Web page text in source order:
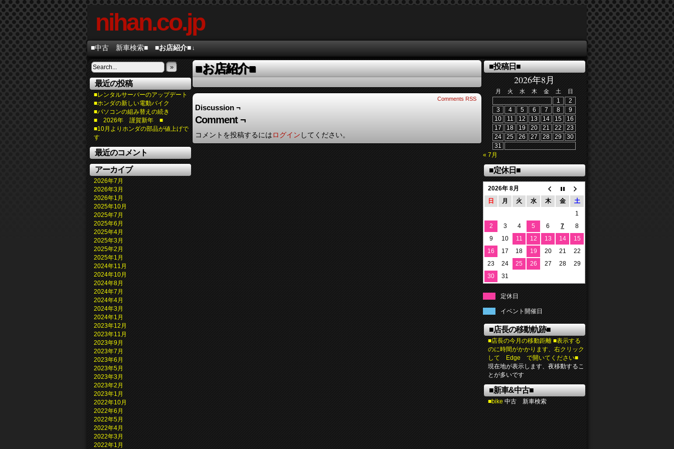
nihan.co.jp
■中古 新車検索■ ■お店紹介■ ↓
»
最近の投稿
■レンタルサーバーのアップデート
■ホンダの新しい電動バイク
■パソコンの組み替えの続き
■ 2026年 謹賀新年 ■
■10月よりホンダの部品が値上げで
す
最近のコメント
アーカイブ
2026年7月
2026年3月
2026年1月
2025年10月
2025年7月
2025年6月
2025年4月
2025年3月
2025年2月
2025年1月
2024年11月
2024年10月
2024年8月
2024年7月
2024年4月
2024年3月
2024年1月
2023年12月
2023年11月
2023年9月
2023年7月
2023年6月
2023年5月
2023年3月
2023年2月
2023年1月
2022年10月
2022年6月
2022年5月
2022年4月
2022年3月
2022年1月
■お店紹介■
Comments RSS
Discussion ¬
Comment ¬
コメントを投稿するにはログイン してください。
■投稿日■
2026年8月
月 火 水 木 金 土 日
1
2
3
4 5 6 7 8
9
10
11 12 13 14 15
16
17
18 19 20 21 22
23
24
25 26 27 28 29
30
31
« 7月
■定休日■
2026年 8月
日
月 火 水 木 金
土
1
2
3 4 5 6 7
8
9
10 11 12 13 14
15
16
17 18 19 20 21
22
23
24 25 26 27 28
29
30
31
定休日
イベント開催日
■店長の移動軌跡■
■店長の今月の移動距離 ■表示する
のに時間がかかります、右クリック
して Edge で開いてください■
現在地が表示します、夜移動するこ
とが多いです
■新車&中古■
■bike 中古 新車検索